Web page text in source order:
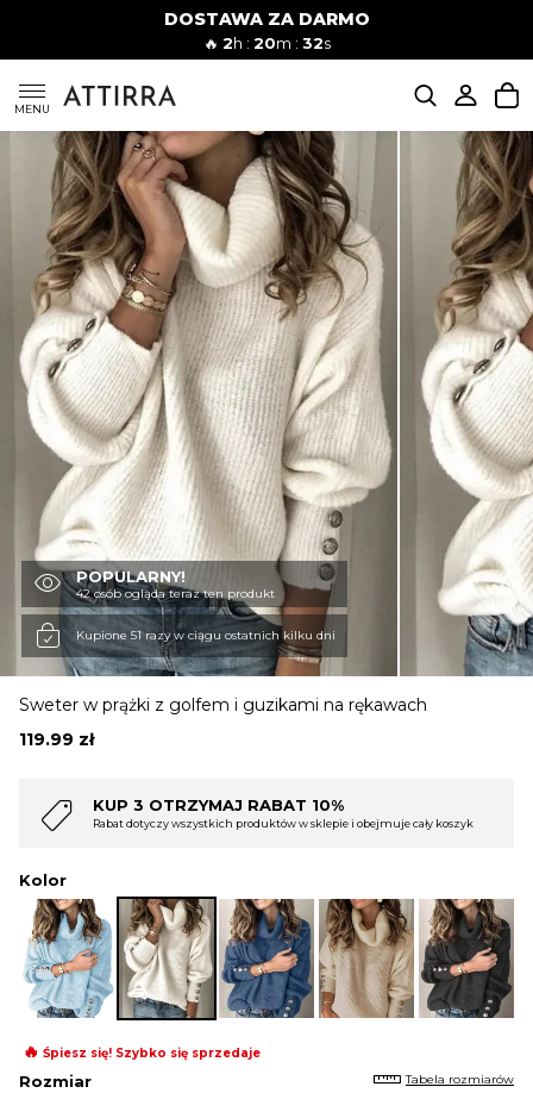
DOSTAWA ZA DARMO
🔥 2h : 20m : 30s
MENU
Mężczyźni
SUKIENKI
KOMPLETY
KOMBINEZONY
DÓŁ DAMSKIE
STROJE KĄPIELOWE
BLUZKI
OBUWIE
BIELIZNA
SWETRY
OKRYCIA WIERZCHNIE
POPULARNY!
42 osób ogląda teraz ten produkt
Kupione 51 razy w ciągu ostatnich kilku dni
Sweter w prążki z golfem i guzikami na rękawach
119.99 zł
10%
w sklepie i obejmuje cały koszyk
KUP 4 OTRZYMAJ RABAT
Rabat dotyczy wszystkich produktów w
Kolor
🔥 Śpiesz się! Szybko się sprzedaje
Rozmiar Tabela rozmiarów